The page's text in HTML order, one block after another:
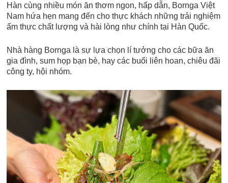
Hàn cùng nhiều món ăn thơm ngon, hấp dẫn, Bornga Việt
Nam hứa hẹn mang đến cho thực khách những trải nghiệm
ẩm thực chất lượng và hài lòng như chính tại Hàn Quốc.
Nhà hàng Bornga là sự lựa chọn lí tưởng cho các bữa ăn
gia đình, sum họp bạn bè, hay các buổi liên hoan, chiêu đãi
công ty, hội nhóm.